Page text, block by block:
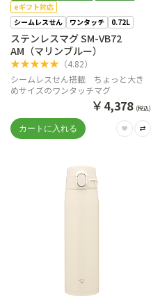
eギフト対応
シームレスせん
ワンタッチ 0.72L
ステンレスマグ SM-VB72
AM（マリンブルー）
★★★★★ （4.82）
シームレスせん搭載 ちょっと大き
めサイズのワンタッチマグ
￥4,378 (税込)